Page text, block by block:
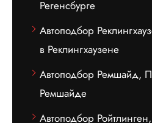
Регенсбурге
Автоподбор
в Реклингхаузене
Автоподбор Ремшайд,
Ремшайде
Автоподбор